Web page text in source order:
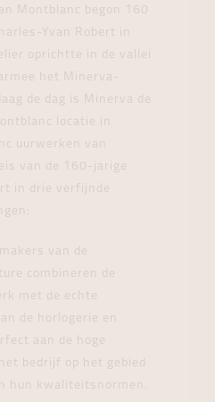
Montblanc begon 160
Yvan Robert in
oprichtte in de vallei
het Minerva-
de dag is Minerva de
locatie in
uurwerken van
van de 160-jarige
in drie verfijnde
van de
combineren de
met de echte
de horlogerie en
aan de hoge
bedrijf op het gebied
hun kwaliteitsnormen.